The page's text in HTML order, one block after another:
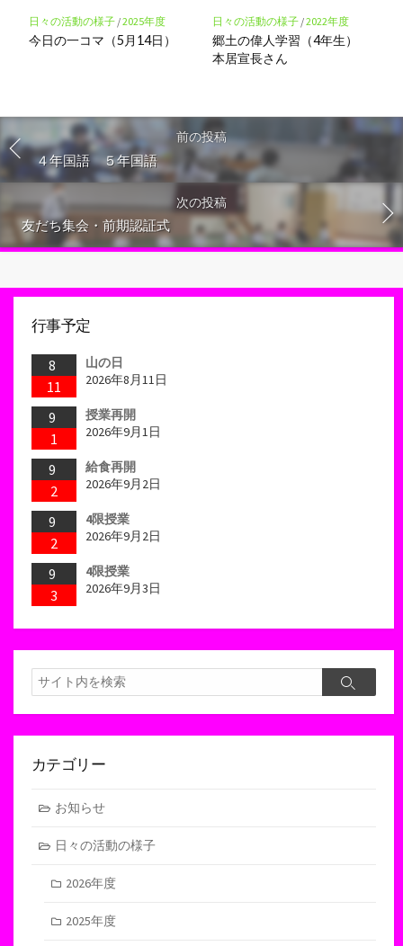
日々の活動の様子/2025年度
今日の一コマ（5月14日）
日々の活動の様子/2022年度
郷土の偉人学習（4年生）
本居宣長さん
前の投稿
４年国語 ５年国語
次の投稿
友だち集会・前期認証式
行事予定
8
11
山の日
2026年8月11日
9
1
授業再開
2026年9月1日
9
2
給食再開
2026年9月2日
9
2
4限授業
2026年9月2日
9
3
4限授業
2026年9月3日
検
索
検
カテゴリー
お知らせ
日々の活動の様子
2026年度
2025年度